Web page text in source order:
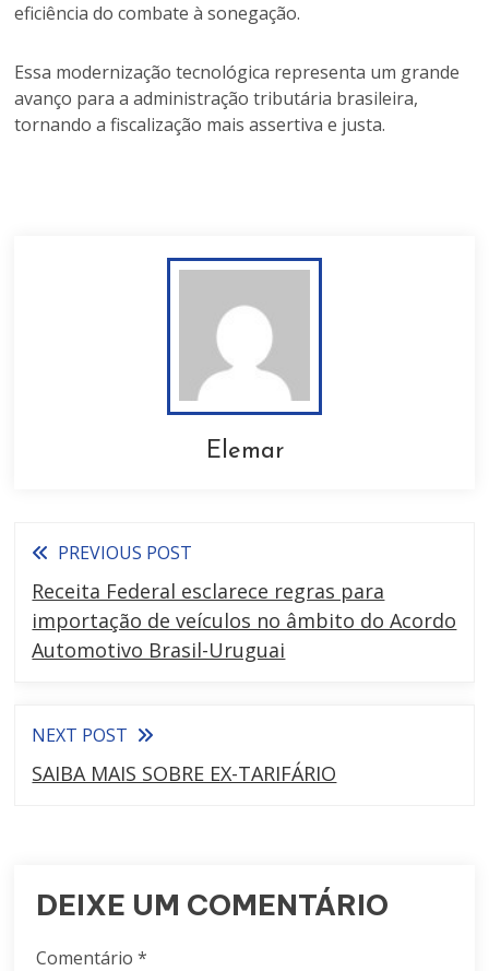
eficiência do combate à sonegação.
Essa modernização tecnológica representa um grande
avanço para a administração tributária brasileira,
tornando a fiscalização mais assertiva e justa.
Elemar
PREVIOUS POST
Receita Federal esclarece regras para
importação de veículos no âmbito do Acordo
Automotivo Brasil-Uruguai
NEXT POST
SAIBA MAIS SOBRE EX-TARIFÁRIO
DEIXE UM COMENTÁRIO
Comentário*